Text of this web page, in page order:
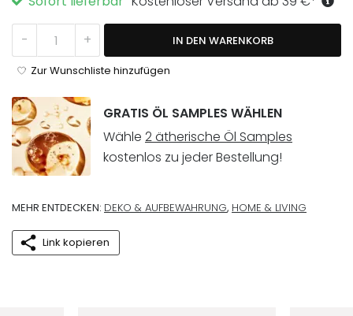
-
Ziva Star Set Menge
+ IN DEN WARENKORB
Zur Wunschliste hinzufügen
GRATIS ÖL SAMPLES WÄHLEN
Wähle 2 ätherische Öl Samples
kostenlos zu jeder Bestellung!
MEHR ENTDECKEN: DEKO & AUFBEWAHRUNG, HOME & LIVING
Link kopieren